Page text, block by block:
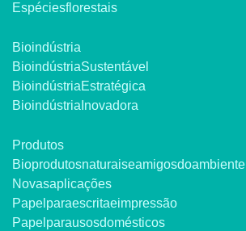
Espécies florestais
Bioindústria
Bioindústria Sustentável
Bioindústria Estratégica
Bioindústria Inovadora
Produtos
Bioprodutos naturais e amigos do ambiente
Novas aplicações
Papel para escrita e impressão
Papel para usos domésticos